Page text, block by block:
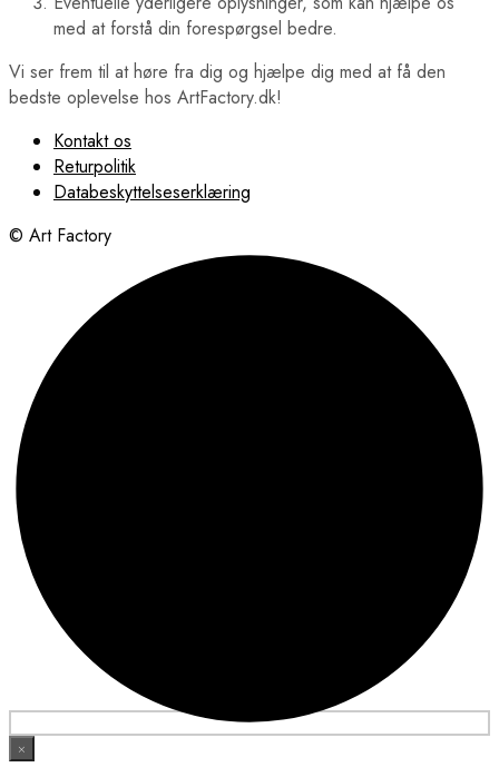
med at forstå din forespørgsel bedre.
Vi ser frem til at høre fra dig og hjælpe dig med at få den
bedste oplevelse hos ArtFactory.dk!
Kontakt os
Returpolitik
Databeskyttelseserklæring
© Art Factory
×